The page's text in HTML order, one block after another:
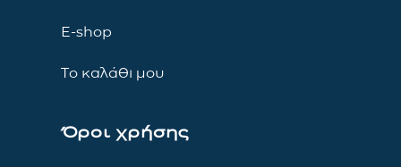
E-shop
Το καλάθι μου
Όροι χρήσης